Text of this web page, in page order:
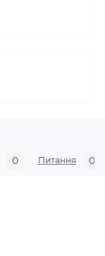
0 Питання 0